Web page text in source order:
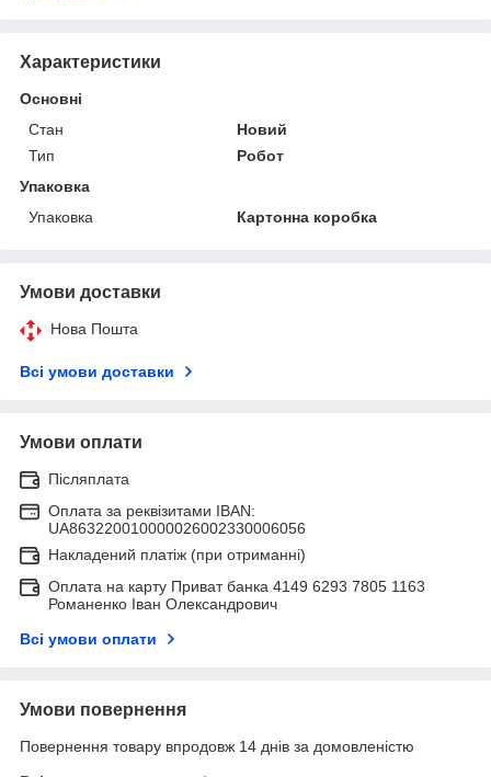
Характеристики
Основні
Стан
Новий
Тип
Робот
Упаковка
Упаковка
Картонна коробка
Умови доставки
Нова Пошта
Всі умови доставки
Умови оплати
Післяплата
Оплата за реквізитами IBAN:
UA863220010000026002330006056
Накладений платіж (при отриманні)
Оплата на карту Приват банка 4149 6293 7805 1163
Романенко Іван Олександрович
Всі умови оплати
Умови повернення
Повернення товару впродовж 14 днів за домовленістю